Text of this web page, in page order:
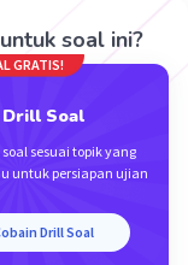
soal ini?
GRATIS!
Drill Soal
sesuai topik yang
untuk persiapan ujian
Drill Soal